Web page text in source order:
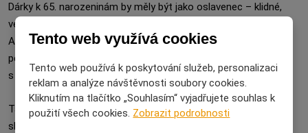
Dárky k 65. narozeninám by měly být jako oslavenec – klidné,
veselé, zkušené a s nadhledem.
Ať už vybíráte pro muže nebo pro ženu, pamatujte: v
pětašedesáti už není důležité, co člověk dostane, ale že se má
s kým smát.
Takže klidně přidejte k dárku i panáka, pusu a větu, kterou chce
slyšet každý:
Tento web využívá cookies
Tento web používá k poskytování služeb, personalizaci
reklam a analýze návštěvnosti soubory cookies.
Kliknutím na tlačítko „Souhlasím“ vyjadřujete souhlas k
použití všech cookies. Zobrazit podrobnosti